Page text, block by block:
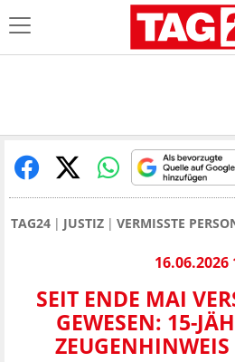
TAG24 JUSTIZ VERMISSTE
16.06.2026
SEIT ENDE MAI
GEWESEN: 15-